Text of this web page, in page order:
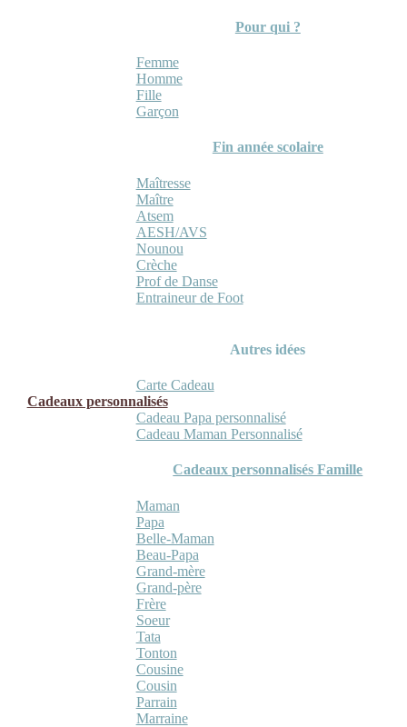
Pour qui ?
Femme
Homme
Fille
Garçon
Fin année scolaire
Maîtresse
Maître
Atsem
AESH/AVS
Nounou
Crèche
Prof de Danse
Entraineur de Foot
Autres idées
Carte Cadeau
Cadeaux personnalisés
Cadeau Papa personnalisé
Cadeau Maman Personnalisé
Cadeaux personnalisés Famille
Maman
Papa
Belle-Maman
Beau-Papa
Grand-mère
Grand-père
Frère
Soeur
Tata
Tonton
Cousine
Cousin
Parrain
Marraine